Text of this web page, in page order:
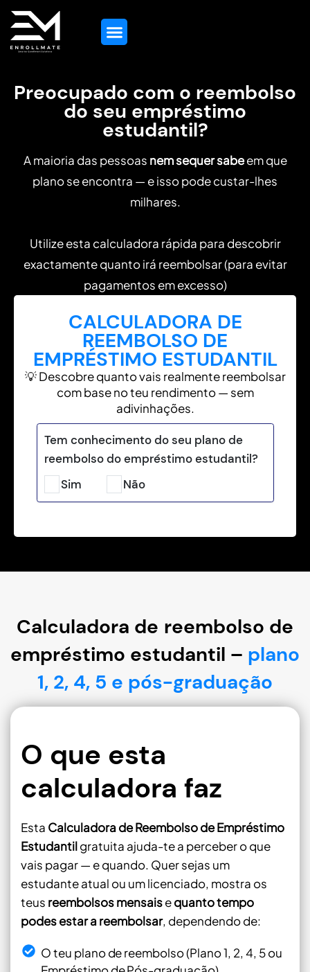
Preocupado com o reembolso
do seu empréstimo
estudantil?
A maioria das pessoas nem sequer sabeem que
plano se encontra — e isso pode custar-lhes
milhares.
Utilize esta calculadora rápida para descobrir
exactamente quanto irá reembolsar (para evitar
pagamentos em excesso)
CALCULADORA DE
REEMBOLSO DE
EMPRÉSTIMO ESTUDANTIL
💡 Descobre quanto vais realmente reembolsar
com base no teu rendimento — sem
adivinhações.
Tem conhecimento do seu plano de
reembolso do empréstimo estudantil?
Sim
Não
Calculadora de reembolso de
empréstimo estudantil – plano
1, 2, 4, 5 e pós-graduação
O que esta
calculadora faz
Esta Calculadora de Reembolso de Empréstimo
Estudantilgratuita ajuda-te a perceber o que
vais pagar — e quando. Quer sejas um
estudante atual ou um licenciado, mostra os
teus reembolsos mensaisequanto tempo
podes estar a reembolsar, dependendo de:
O teu plano de reembolso (Plano 1, 2, 4, 5 ou